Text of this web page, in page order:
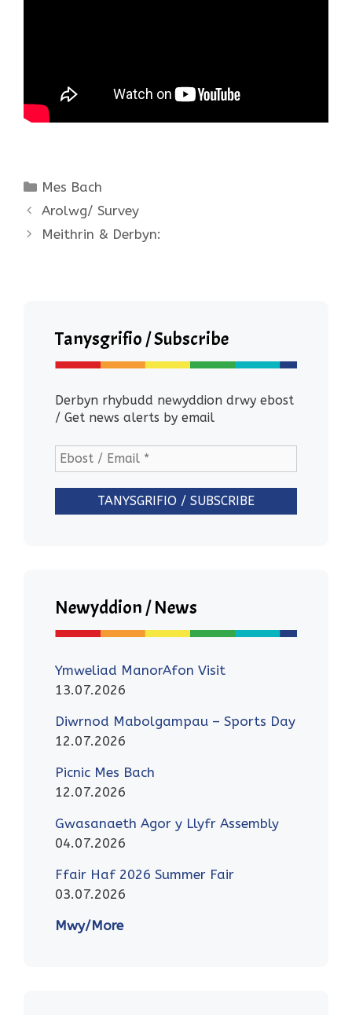
Categories
Mes Bach
Arolwg/ Survey
Meithrin & Derbyn:
Tanysgrifio / Subscribe
Derbyn rhybudd newyddion drwy ebost
/ Get news alerts by email
Newyddion / News
Ymweliad ManorAfon Visit
13.07.2026
Diwrnod Mabolgampau – Sports Day
12.07.2026
Picnic Mes Bach
12.07.2026
Gwasanaeth Agor y Llyfr Assembly
04.07.2026
Ffair Haf 2026 Summer Fair
03.07.2026
Mwy/More